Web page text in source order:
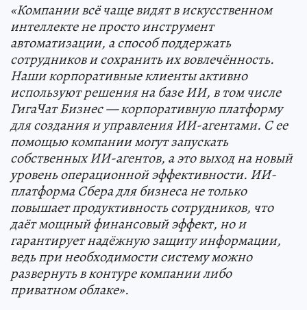
«Компании всё чаще видят в искусственном
интеллекте не просто инструмент
автоматизации, а способ поддержать
сотрудников и сохранить их вовлечённость.
Наши корпоративные клиенты активно
используют решения на базе ИИ, в том числе
ГигаЧат Бизнес — корпоративную платформу
для создания и управления ИИ-агентами. С ее
помощью компании могут запускать
собственных ИИ-агентов, а это выход на новый
уровень операционной эффективности. ИИ-
платформа Сбера для бизнеса не только
повышает продуктивность сотрудников, что
даёт мощный финансовый эффект, но и
гарантирует надёжную защиту информации,
ведь при необходимости систему можно
развернуть в контуре компании либо
приватном облаке».